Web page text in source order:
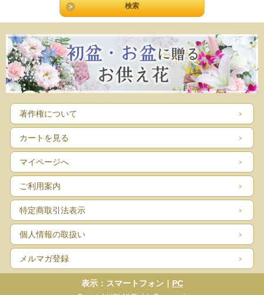
著作権について
カートを見る
マイページへ
ご利用案内
特定商取引法表示
個人情報の取扱い
メルマガ登録
表示：スマートフォン｜ PC